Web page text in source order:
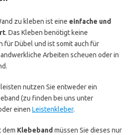
zu kleben ist eine einfache und
. Das Kleben benötigt keine
für Dübel und ist somit auch für
Arbeiten scheuen oder in
nutzen Sie entweder ein
(zu finden bei uns unter
einen Leistenkleber.
dem Klebeband müssen Sie dieses nur